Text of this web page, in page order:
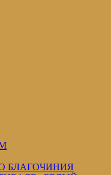
БЛАГОЧИНИЯ